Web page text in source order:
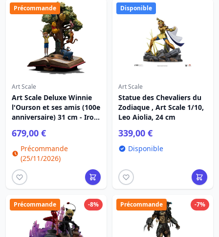
Précommande
Art Scale
Art Scale Deluxe Winnie
l'Ourson et ses amis (100e
anniversaire) 31 cm - Iron
679,00 €
Précommande
(25/11/2026)
Disponible
Art Scale
Statue des Chevaliers du
Zodiaque , Art Scale 1/10,
Leo Aiolia, 24 cm
339,00 €
Disponible
-8%
Précommande -7%
Précommande